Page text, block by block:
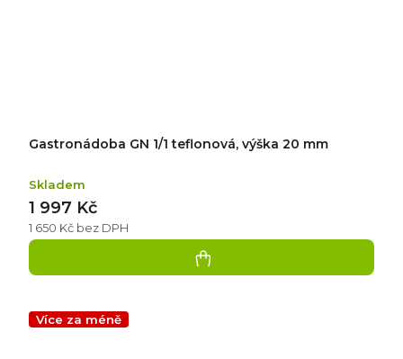
Gastronádoba GN 1/1 teflonová, výška 20 mm
Skladem
1 650 Kč bez DPH
1 997 Kč
Více za méně